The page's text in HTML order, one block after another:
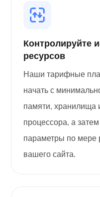
Контролируйте
ресурсов
Наши тарифные
начать с
памяти, хранилища
процессора, а
параметры по мере
вашего сайта.